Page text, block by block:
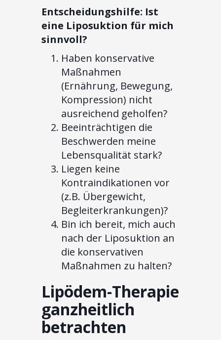
Entscheidungshilfe: Ist
eine Liposuktion für mich
sinnvoll?
Haben konservative
Maßnahmen
(Ernährung, Bewegung,
Kompression) nicht
ausreichend geholfen?
Beeinträchtigen die
Beschwerden meine
Lebensqualität stark?
Liegen keine
Kontraindikationen vor
(z.B. Übergewicht,
Begleiterkrankungen)?
Bin ich bereit, mich auch
nach der Liposuktion an
die konservativen
Maßnahmen zu halten?
Lipödem-Therapie
ganzheitlich
betrachten